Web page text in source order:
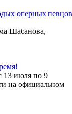
оперных певцов
Шабанова,
13 июля по 9
на официальном